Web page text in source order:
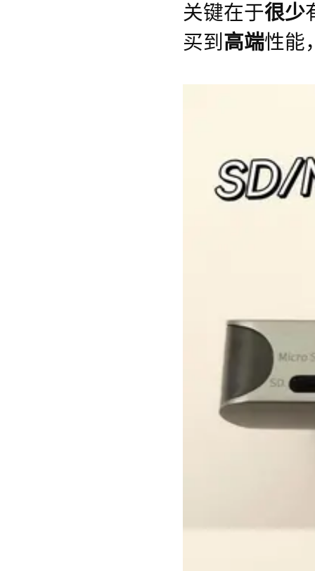
关键在于很少
买到 高端性能